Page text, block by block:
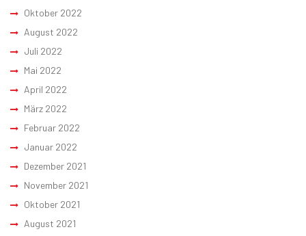
Oktober 2022
August 2022
Juli 2022
Mai 2022
April 2022
März 2022
Februar 2022
Januar 2022
Dezember 2021
November 2021
Oktober 2021
August 2021